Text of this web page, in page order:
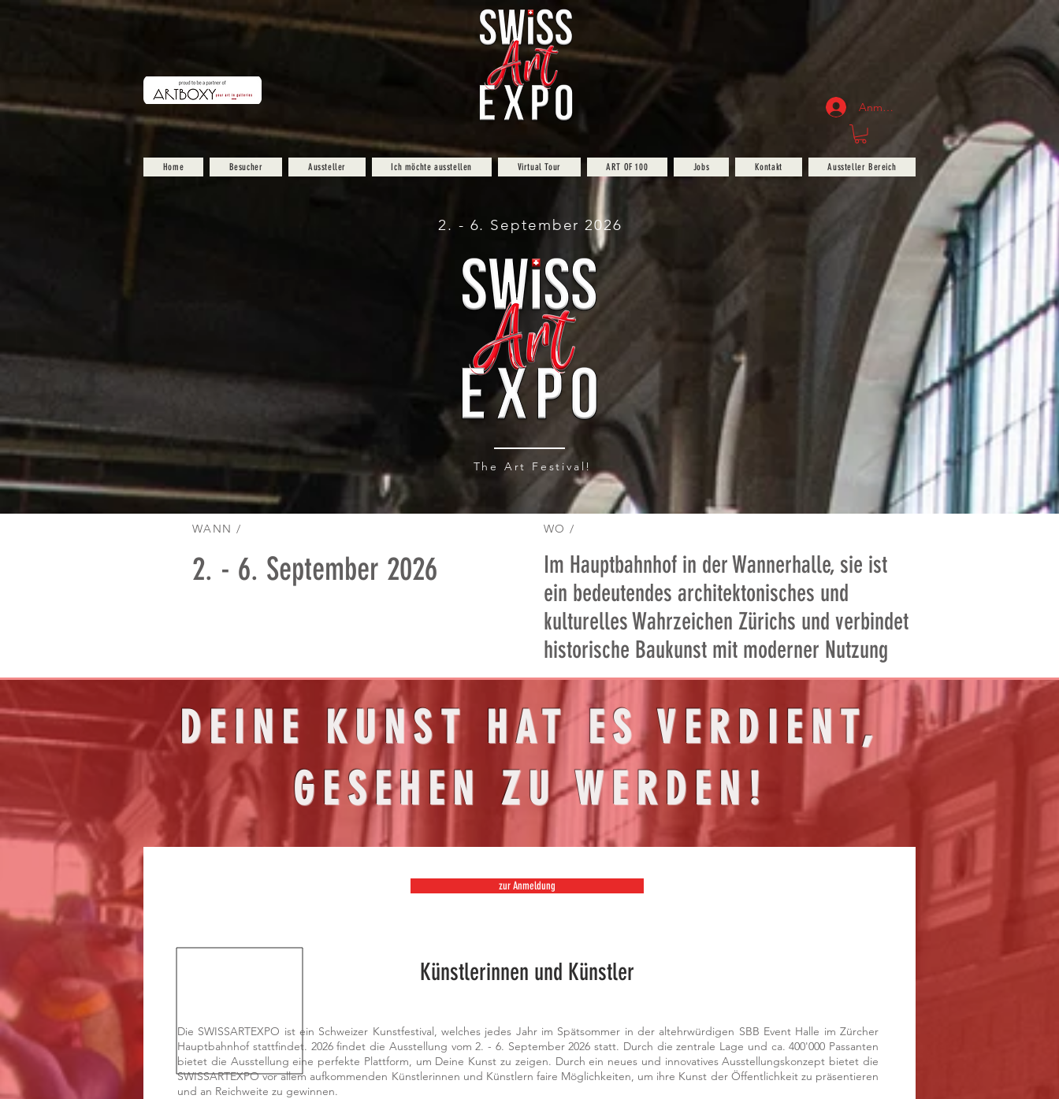
Anmelden
Home Besucher Aussteller Ich möchte ausstellen Virtual Tour ART OF 100 Jobs Kontakt Aussteller Bereich
2. - 6. September 2026
The Art Festival!
WANN /
2. - 6. September 2026
WO /
Im Hauptbahnhof in der Wannerhalle, sie ist
ein bedeutendes architektonisches und
kulturelles Wahrzeichen Zürichs und verbindet
historische Baukunst mit moderner Nutzung
DEINE KUNST HAT ES VERDIENT,
GESEHEN ZU WERDEN!
zur Anmeldung
Künstlerinnen und Künstler
Die SWISSARTEXPO ist ein Schweizer Kunstfestival, welches jedes Jahr im Spätsommer in der altehrwürdigen SBB Event Halle im Zürcher
Hauptbahnhof stattfindet. 2026 findet die Ausstellung vom 2. - 6. September 2026 statt. Durch die zentrale Lage und ca. 400'000 Passanten
bietet die Ausstellung eine perfekte Plattform, um Deine Kunst zu zeigen. Durch ein neues und innovatives Ausstellungskonzept bietet die
SWISSARTEXPO vor allem aufkommenden Künstlerinnen und Künstlern faire Möglichkeiten, um ihre Kunst der Öffentlichkeit zu präsentieren
und an Reichweite zu gewinnen.